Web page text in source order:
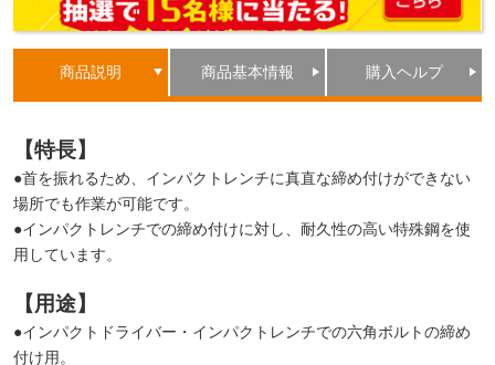
商品説明 商品基本情報 購入ヘルプ
【特長】
●首を振れるため、インパクトレンチに真直な締め付けができない
場所でも作業が可能です。
●インパクトレンチでの締め付けに対し、耐久性の高い特殊鋼を使
用しています。
【用途】
●インパクトドライバー・インパクトレンチでの六角ボルトの締め
付け用。